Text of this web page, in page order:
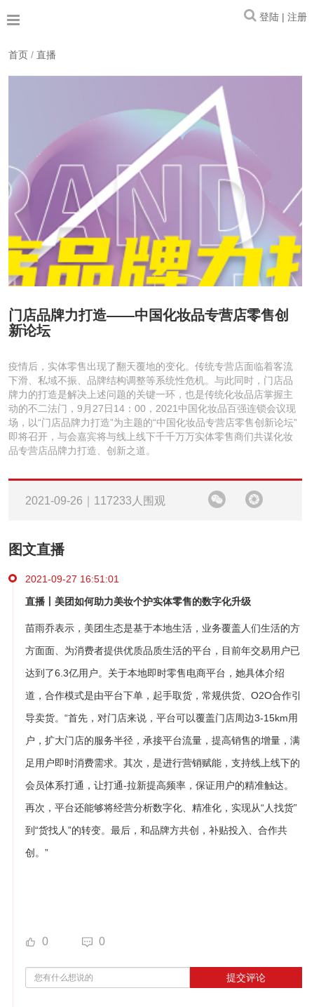
登陆 | 注册
首页 / 直播
门店品牌力打造——中国化妆品专营店零售创
新论坛
疫情后，实体零售出现了翻天覆地的变化。传统专营店面临着客流
下滑、私域不振、品牌结构调整等系统性危机。与此同时，门店品
牌力的打造是解决上述问题的关键一环，也是传统化妆品店掌握主
动的不二法门，9月27日14：00，2021中国化妆品百强连锁会议现
场，以“门店品牌力打造”为主题的“中国化妆品专营店零售创新论坛”
即将召开，与会嘉宾将与线上线下千千万万实体零售商们共谋化妆
品专营店品牌力打造、创新之道。
2021-09-26｜117233人围观
图文直播
2021-09-27 16:51:01
直播丨美团如何助力美妆个护实体零售的数字化升级
苗雨乔表示，美团生态是基于本地生活，业务覆盖人们生活的方
方面面、为消费者提供优质品质生活的平台，目前年交易用户已
达到了6.3亿用户。关于本地即时零售电商平台，她具体介绍
道，合作模式是由平台下单，起手取货，常规供货、O2O合作引
导卖货。“首先，对门店来说，平台可以覆盖门店周边3-15km用
户，扩大门店的服务半径，承接平台流量，提高销售的增量，满
足用户即时消费需求。其次，是进行营销赋能，支持线上线下的
会员体系打通，让打通-拉新提高频率，保证用户的精准触达。
再次，平台还能够将经营分析数字化、精准化，实现从“人找货”
到“货找人”的转变。最后，和品牌方共创，补贴投入、合作共
创。”
0 0
提交评论